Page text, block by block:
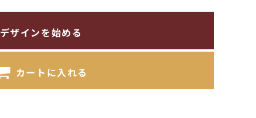
デザインを始める
カートに入れる